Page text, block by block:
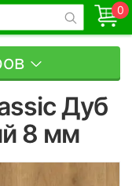
0
Дуб
8 мм